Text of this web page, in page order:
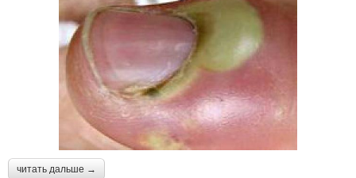
читать дальше →